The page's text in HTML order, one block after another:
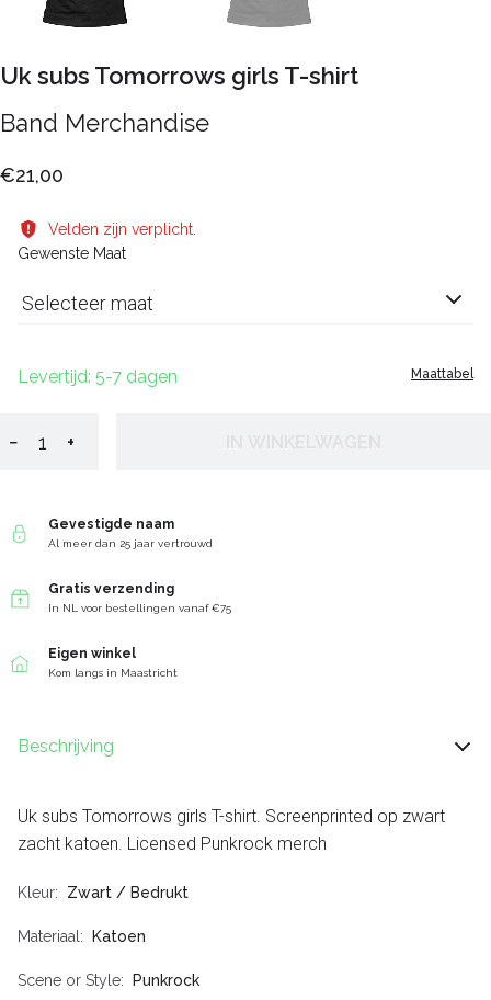
Uk subs Tomorrows girls T-shirt
Band Merchandise
€21,00
Velden zijn verplicht.
Gewenste Maat
Selecteer maat
Maattabel
Levertijd: 5-7 dagen
− +
Gevestigde naam
Al meer dan 25 jaar vertrouwd
Gratis verzending
In NL voor bestellingen vanaf €75
Eigen winkel
Kom langs in Maastricht
Beschrijving
Uk subs Tomorrows girls T-shirt. Screenprinted op zwart
zacht katoen. Licensed Punkrock merch
Kleur Zwart / Bedrukt
Materiaal Katoen
Scene or Style Punkrock